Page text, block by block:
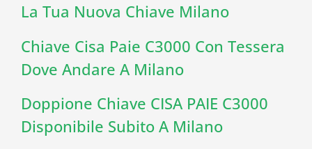
La Tua Nuova Chiave Milano
Chiave Cisa Paie C3000 Con Tessera
Dove Andare A Milano
Doppione Chiave CISA PAIE C3000
Disponibile Subito A Milano